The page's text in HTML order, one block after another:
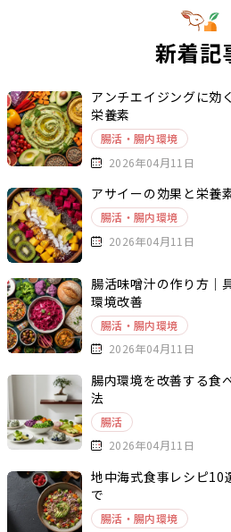
新着記
アンチエイジングに効
栄養素
腸活・腸内環境
2026年04月11日
アサイーの効果と栄養
腸活・腸内環境
2026年04月11日
腸活味噌汁の作り方｜
環境改善
腸活・腸内環境
2026年04月11日
腸内環境を改善する食
法
腸活
2026年04月11日
地中海式食事レシピ10
で
腸活・腸内環境